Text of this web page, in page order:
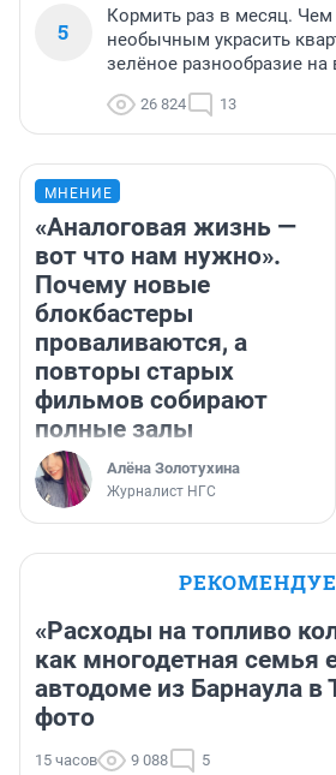
5
Кормить раз в месяц.
необычным украсить
зелёное разнообразие на
26 824 13
МНЕНИЕ
«Аналоговая жизнь —
вот что нам нужно».
Почему новые
блокбастеры
проваливаются, а
повторы старых
фильмов собирают
полные залы
Алёна Золотухина
Журналист НГС
«Расходы на топливо
как многодетная семья
автодоме из Барнаула
фото
15 часов 9 088 5